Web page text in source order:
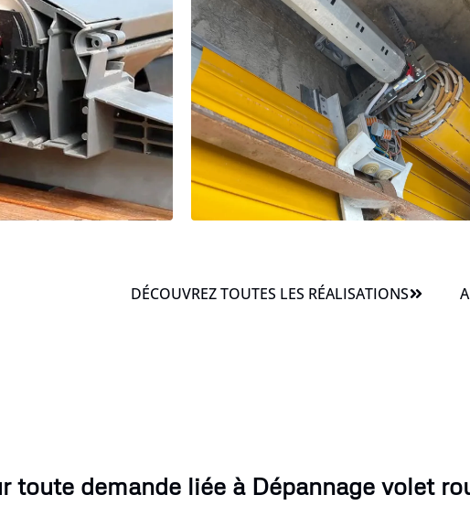
DÉCOUVREZ TOUTES LES RÉALISATIONS
toute demande liée à Dépannage volet